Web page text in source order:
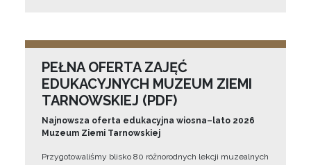
PEŁNA OFERTA ZAJĘĆ
EDUKACYJNYCH MUZEUM ZIEMI
TARNOWSKIEJ (PDF)
Najnowsza oferta edukacyjna wiosna–lato 2026
Muzeum Ziemi Tarnowskiej
Przygotowaliśmy blisko 80 różnorodnych lekcji muzealnych